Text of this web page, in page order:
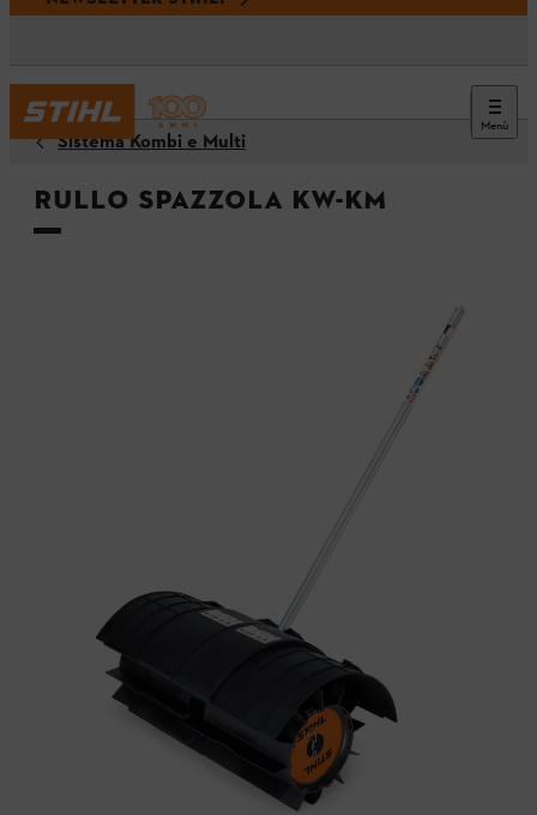
Menù
Sistema Kombi e Multi
Rullo spazzola KW-KM